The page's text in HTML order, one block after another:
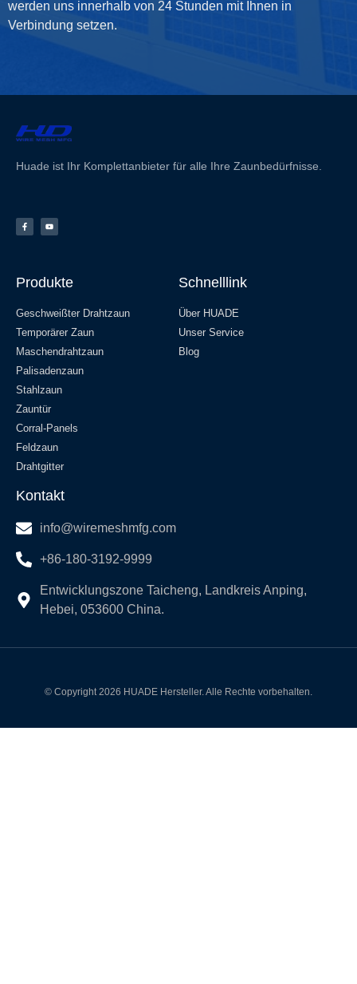
werden uns innerhalb von 24 Stunden mit Ihnen in
Verbindung setzen.
Huade ist Ihr Komplettanbieter für alle Ihre Zaunbedürfnisse.
Produkte
Geschweißter Drahtzaun
Temporärer Zaun
Maschendrahtzaun
Palisadenzaun
Stahlzaun
Zauntür
Corral-Panels
Feldzaun
Drahtgitter
Schnelllink
Über HUADE
Unser Service
Blog
Kontakt
info@wiremeshmfg.com
+86-180-3192-9999
Entwicklungszone Taicheng, Landkreis Anping,
Hebei, 053600 China.
© Copyright 2026 HUADE Hersteller. Alle Rechte vorbehalten.